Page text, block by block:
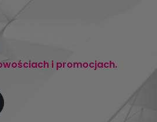
i promocjach.